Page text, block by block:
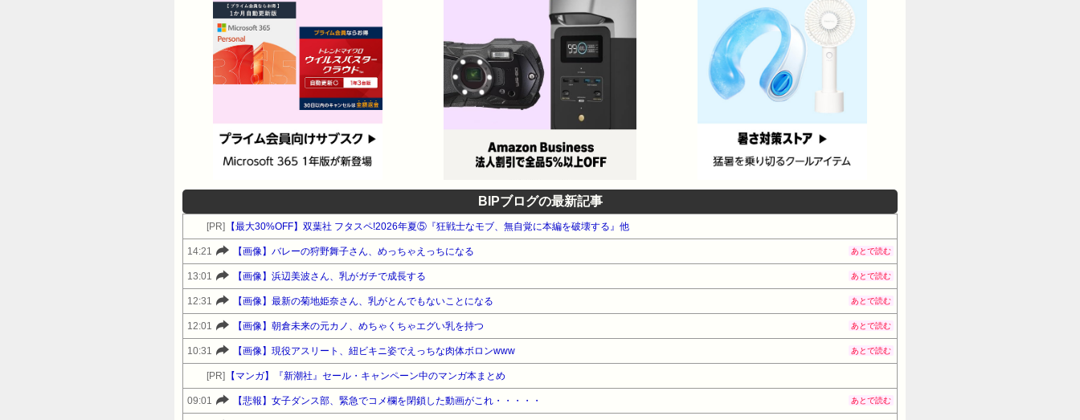
BIPブログの最新記事
[PR] 【最大30%OFF】双葉社 フタスペ!2026年夏⑤『狂戦士なモブ、無自覚に本編を破壊する』他
14:21 【画像】バレーの狩野舞子さん、めっちゃえっちになる あとで読む
13:01 【画像】浜辺美波さん、乳がガチで成長する あとで読む
12:31 【画像】最新の菊地姫奈さん、乳がとんでもないことになる あとで読む
12:01 【画像】朝倉未来の元カノ、めちゃくちゃエグい乳を持つ あとで読む
10:31 【画像】現役アスリート、紐ビキニ姿でえっちな肉体ボロンwww あとで読む
[PR] 【マンガ】『新潮社』セール・キャンペーン中のマンガ本まとめ
09:01 【悲報】女子ダンス部、緊急でコメ欄を閉鎖した動画がこれ・・・・・ あとで読む